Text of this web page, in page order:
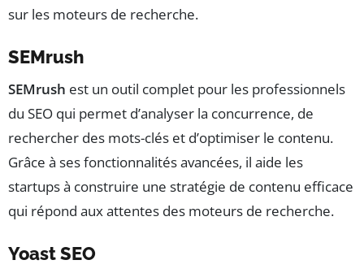
sur les moteurs de recherche.
SEMrush
SEMrush est un outil complet pour les professionnels
du SEO qui permet d’analyser la concurrence, de
rechercher des mots-clés et d’optimiser le contenu.
Grâce à ses fonctionnalités avancées, il aide les
startups à construire une stratégie de contenu efficace
qui répond aux attentes des moteurs de recherche.
Yoast SEO